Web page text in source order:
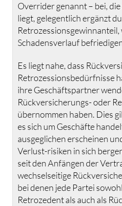
Overrider genannt – bei,
liegt, gelegentlich ergänzt
Retrozessionsgewinnanteil,
Schadensverlauf
Es liegt nahe, dass
Retrozessionsbedürfnisse
ihre Geschäftspartner
Rückversicherungs- oder
übernommen haben. Dies
es sich um Geschäfte
ausgeglichen erscheinen
Verlust-risiken in sich
seit den Anfängen der
wechselseitige
bei denen jede Partei
Retrozedent als auch als